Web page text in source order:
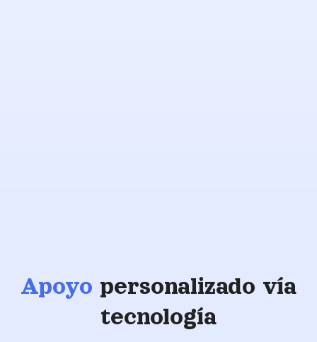
Apoyo personalizado vía
tecnología